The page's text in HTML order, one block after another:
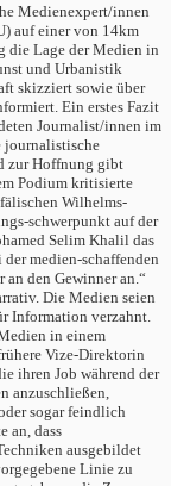
Medienexpert/innen
auf einer von 14km
die Lage der Medien in
und Urbanistik
skizziert sowie über
Ein erstes Fazit
Journalist/innen im
journalistische
zur Hoffnung gibt
Podium kritisierte
Wilhelms-
schwerpunkt auf der
Selim Khalil das
medien-schaffenden
an den Gewinner an.“
Die Medien seien
Information verzahnt.
in einem
Vize-Direktorin
ihren Job während der
anzuschließen,
sogar feindlich
an, dass
ausgebildet
Linie zu